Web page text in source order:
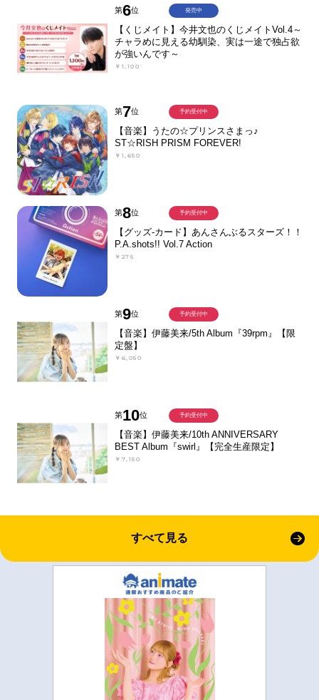
第6位
【くじメイト】今井文也のくじメイトVol.4～
チャラめに見える幼馴染、実は一途で独占欲
が強いんです～
￥1,100
発売中
第7位
【音楽】うたの☆プリンスさまっ♪
ST☆RISH PRISM FOREVER!
￥1,650
予約受付中
第8位
【グッズ-カード】あんさんぶるスターズ！！
P.A.shots!! Vol.7 Action
￥275
予約受付中
第9位
【音楽】伊藤美来/5th Album『39rpm』【限
定盤】
￥6,050
予約受付中
第10位
【音楽】伊藤美来/10th ANNIVERSARY
BEST Album『swirl』【完全生産限定】
￥7,150
予約受付中
すべて見る